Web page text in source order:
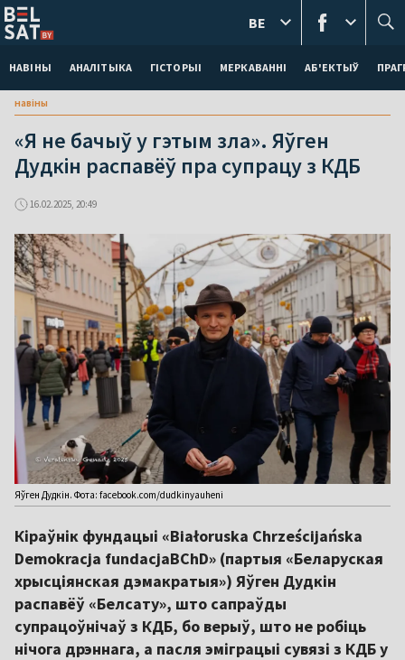
НАВІНЫ АНАЛІТЫКА ГІСТОРЫІ МЕРКАВАННI АБ'ЕКТЫЎ
BE
навіны
«Я не бачыў у гэтым зла». Яўген
Дудкін распавёў пра супрацу з КДБ
16.02.2025, 20:49
Яўген Дудкін. Фота: facebook.com/dudkinyauheni
Кіраўнік фундацыі «Białoruska Chrześcijańska
Demokracja fundacjaBChD» (партыя «Беларуская
хрысціянская дэмакратыя») Яўген Дудкін
распавёў «Белсату», што сапраўды
супрацоўнічаў з КДБ, бо верыў, што не робіць
нічога дрэннага, а пасля эміграцыі сувязі з КДБ у